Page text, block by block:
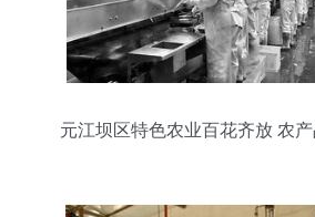
元江坝区特色农业百花齐放 农